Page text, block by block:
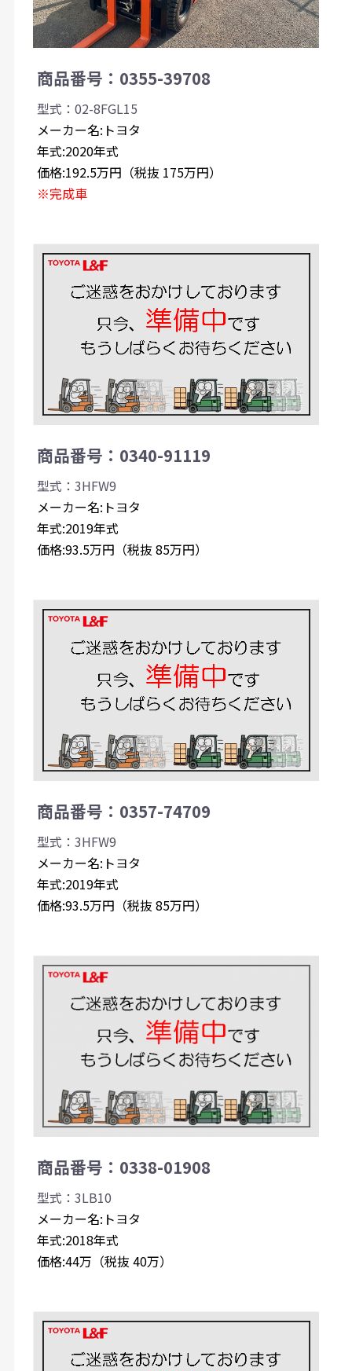
商品番号：0355-39708
型式：02-8FGL15
メーカー名:トヨタ
年式:2020年式
価格:192.5万円（税抜 175万円）
※完成車
商品番号：0340-91119
型式：3HFW9
メーカー名:トヨタ
年式:2019年式
価格:93.5万円（税抜 85万円）
商品番号：0357-74709
型式：3HFW9
メーカー名:トヨタ
年式:2019年式
価格:93.5万円（税抜 85万円）
商品番号：0338-01908
型式：3LB10
メーカー名:トヨタ
年式:2018年式
価格:44万（税抜 40万）